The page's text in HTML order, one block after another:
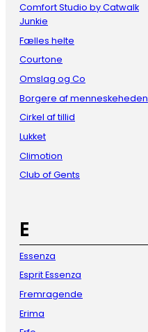
Comfort Studio by Catwalk
Junkie
Fælles helte
Courtone
Omslag og Co
Borgere af menneskeheden
Cirkel af tillid
Lukket
Climotion
Club of Gents
E
Essenza
Esprit Essenza
Fremragende
Erima